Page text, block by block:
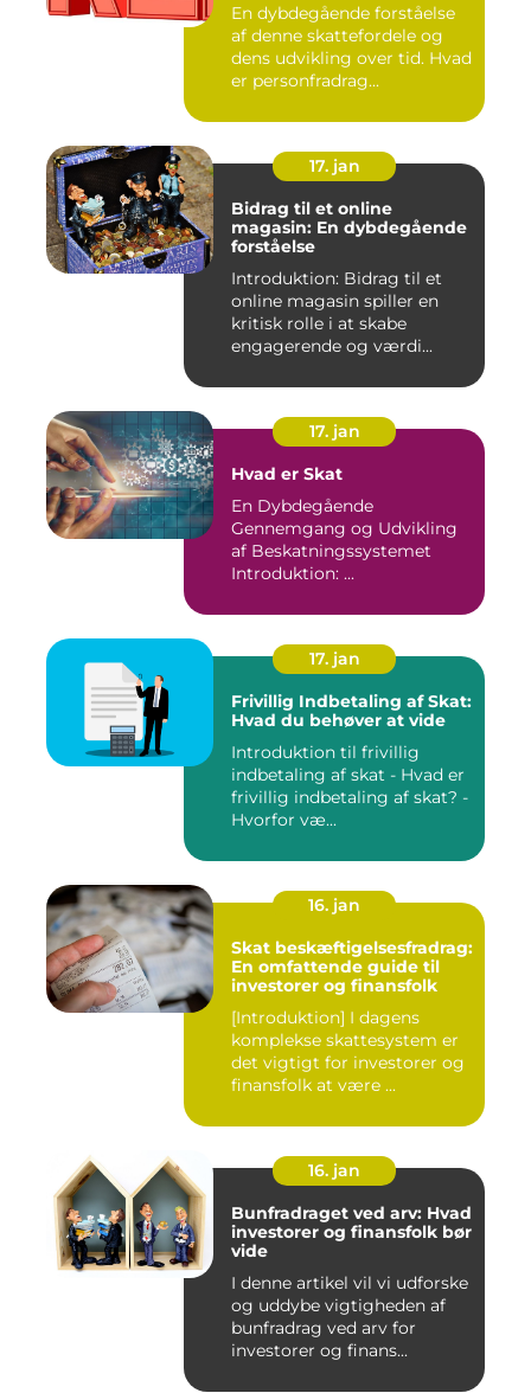
En dybdegående forståelse
af denne skattefordele og
dens udvikling over tid. Hvad
er personfradrag...
17. jan
Bidrag til et online
magasin: En dybdegående
forståelse
Introduktion: Bidrag til et
online magasin spiller en
kritisk rolle i at skabe
engagerende og værdi...
17. jan
Hvad er Skat
En Dybdegående
Gennemgang og Udvikling
af Beskatningssystemet
Introduktion: ...
17. jan
Frivillig Indbetaling af Skat:
Hvad du behøver at vide
Introduktion til frivillig
indbetaling af skat - Hvad er
frivillig indbetaling af skat? -
Hvorfor væ...
16. jan
Skat beskæftigelsesfradrag:
En omfattende guide til
investorer og finansfolk
[Introduktion] I dagens
komplekse skattesystem er
det vigtigt for investorer og
finansfolk at være ...
16. jan
Bunfradraget ved arv: Hvad
investorer og finansfolk bør
vide
I denne artikel vil vi udforske
og uddybe vigtigheden af
bunfradrag ved arv for
investorer og finans...